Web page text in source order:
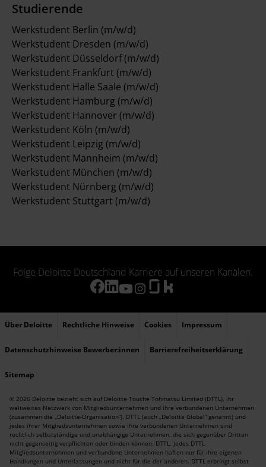
Studierende
Werkstudent Berlin (m/w/d)
Werkstudent Dresden (m/w/d)
Werkstudent Düsseldorf (m/w/d)
Werkstudent Frankfurt (m/w/d)
Werkstudent Halle Saale (m/w/d)
Werkstudent Hamburg (m/w/d)
Werkstudent Hannover (m/w/d)
Werkstudent Köln (m/w/d)
Werkstudent Leipzig (m/w/d)
Werkstudent Mannheim (m/w/d)
Werkstudent München (m/w/d)
Werkstudent Nürnberg (m/w/d)
Werkstudent Stuttgart (m/w/d)
Folge Deloitte Deutschland Karriere auf unseren Kanälen.
Über Deloitte Rechtliche Hinweise Cookies Impressum
Datenschutzhinweise Bewerber:innen Barrierefreiheitserklärung
Sitemap
© 2026 Deloitte bezieht sich auf Deloitte Touche Tohmatsu Limited (DTTL), ihr
weltweites Netzwerk von Mitgliedsunternehmen und ihre verbundenen Unternehmen
(zusammen die „Deloitte-Organisation“). DTTL (auch „Deloitte Global“ genannt) und
jedes ihrer Mitgliedsunternehmen sowie ihre verbundenen Unternehmen sind
rechtlich selbstständige und unabhängige Unternehmen, die sich gegenüber Dritten
nicht gegenseitig verpflichten oder binden können. DTTL, jedes DTTL-
Mitgliedsunternehmen und verbundene Unternehmen haften nur für ihre eigenen
Handlungen und Unterlassungen und nicht für die der anderen. DTTL erbringt selbst